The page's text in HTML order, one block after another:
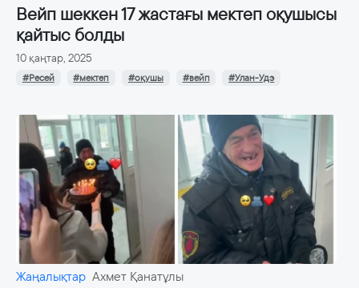
Вейп шеккен 17 жастағы мектеп оқушысы
қайтыс болды
10 қаңтар, 2025
#Ресей #мектеп #оқушы #вейп #Улан-Удэ
Жаңалықтар Ахмет Қанатұлы